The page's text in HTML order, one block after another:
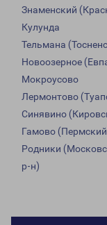
Знаменский
Кулунда
Тельмана
Новоозерное
Мокроусово
Лермонтово
Синявино
Гамово
Родники
р-н)